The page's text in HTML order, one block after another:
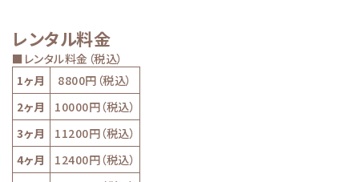
レンタル料金
■レンタル料金（税込）
1ヶ月
8800円（税込）
2ヶ月
10000円（税込）
3ヶ月
11200円（税込）
4ヶ月
12400円（税込）